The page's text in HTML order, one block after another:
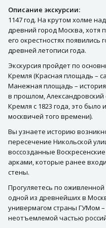
Описание экскурсии:
1147 год. На крутом холме
древний город Москва, хотя
его окрестностях появились
древней летописи года.
Экскурсия пройдет по
Кремля (Красная площадь –
Манежная площадь –
в прошлом, Александровский
Кремля с 1823 года, это было
москвичей того времени).
Вы узнаете историю
пересечение Никольской
воссозданные
арками, которые ранее
стены.
Прогуляетесь по
одной из древнейших в
универмагом страны ГУМом
неотъемлемой частью